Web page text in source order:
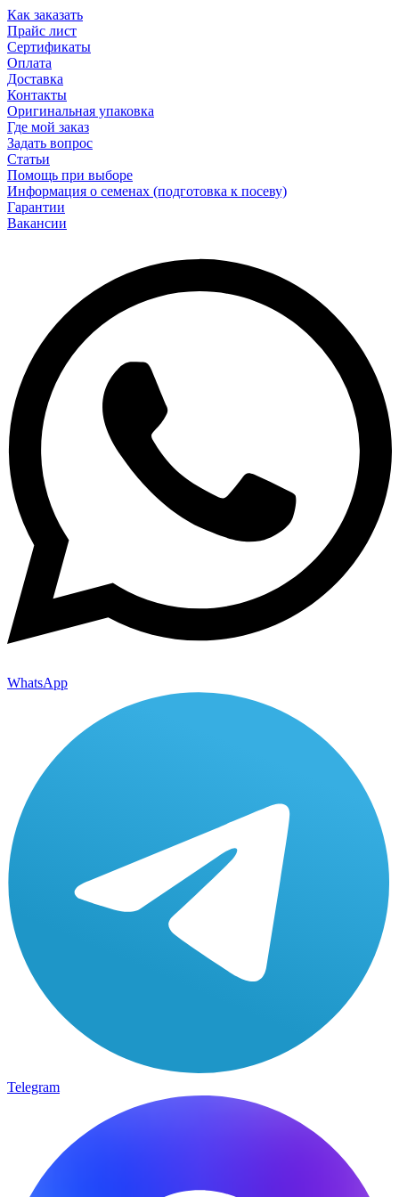
Как заказать
Прайс лист
Сертификаты
Оплата
Доставка
Контакты
Оригинальная упаковка
Где мой заказ
Задать вопрос
Статьи
Помощь при выборе
Информация о семенах (подготовка к посеву)
Гарантии
Вакансии
WhatsApp
Telegram